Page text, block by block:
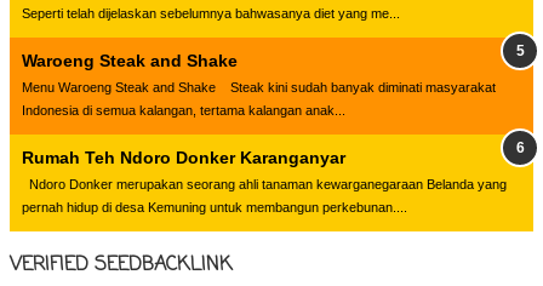
Seperti telah dijelaskan sebelumnya bahwasanya diet yang me...
Waroeng Steak and Shake
Menu Waroeng Steak and Shake Steak kini sudah banyak diminati masyarakat
Indonesia di semua kalangan, tertama kalangan anak...
Rumah Teh Ndoro Donker Karanganyar
Ndoro Donker merupakan seorang ahli tanaman kewarganegaraan Belanda yang
pernah hidup di desa Kemuning untuk membangun perkebunan....
VERIFIED SEEDBACKLINK